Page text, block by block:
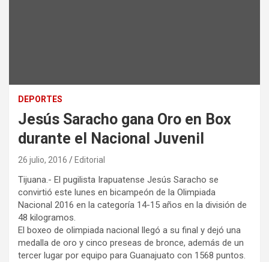
DEPORTES
Jesús Saracho gana Oro en Box
durante el Nacional Juvenil
26 julio, 2016 Editorial
Tijuana.- El pugilista Irapuatense Jesús Saracho se
convirtió este lunes en bicampeón de la Olimpiada
Nacional 2016 en la categoría 14-15 años en la división de
48 kilogramos.
El boxeo de olimpiada nacional llegó a su final y dejó una
medalla de oro y cinco preseas de bronce, además de un
tercer lugar por equipo para Guanajuato con 1568 puntos.